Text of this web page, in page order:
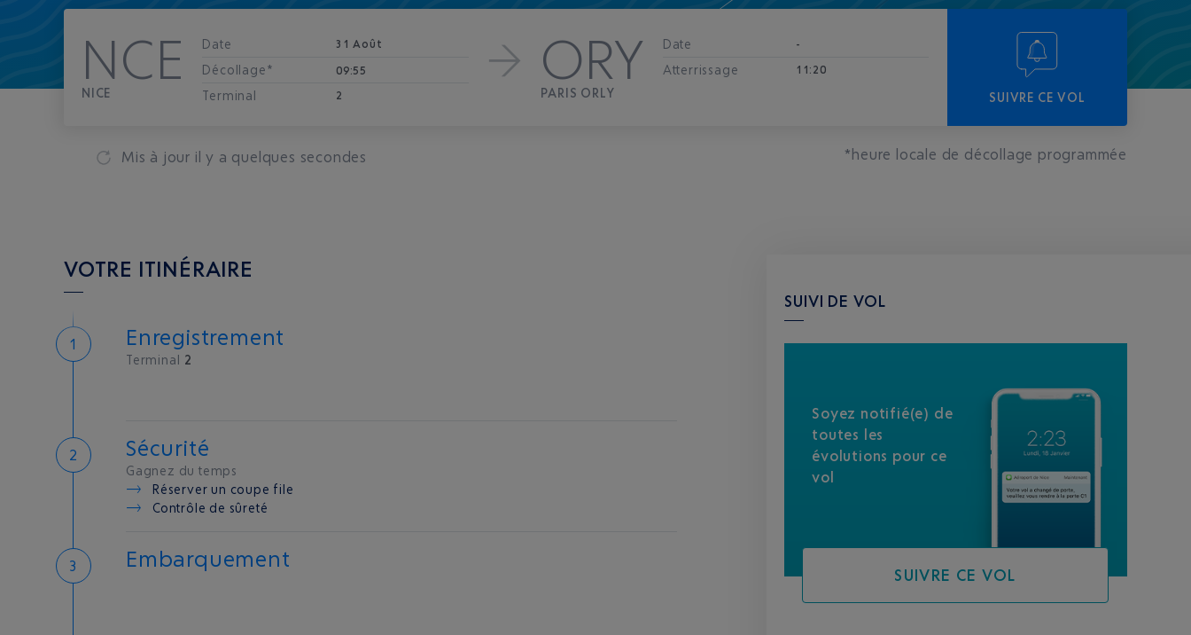
NCE
NICE
Date 31 Août
Décollage* 09:55
Terminal 2
ORY
PARIS ORLY
Date -
Atterrissage 11:20
SUIVRE CE VOL
Mis à jour il y a quelques secondes *heure locale de décollage programmée
VOTRE ITINÉRAIRE
Enregistrement
Terminal 2
Sécurité
Gagnez du temps
Réserver un coupe file
Contrôle de sûreté
Embarquement
SUIVI DE VOL
Soyez notifié(e) de
toutes les
évolutions pour ce
vol
SUIVRE CE VOL